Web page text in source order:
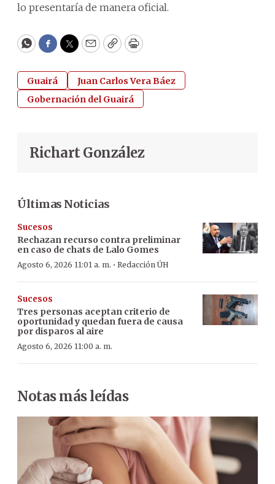
lo presentaría de manera oficial.
WhatsApp
Facebook
Twitter
EmailCopyPrint
Guairá
Juan Carlos Vera Báez
Gobernación del Guairá
Richart González
Últimas Noticias
Sucesos
Rechazan recurso contra preliminar
en caso de chats de Lalo Gomes
Agosto 6, 2026 11:01 a. m. · Redacción ÚH
Sucesos
Tres personas aceptan criterio de
oportunidad y quedan fuera de causa
por disparos al aire
Agosto 6, 2026 11:00 a. m.
Notas más leídas